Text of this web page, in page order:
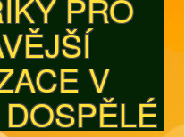
PRO
V